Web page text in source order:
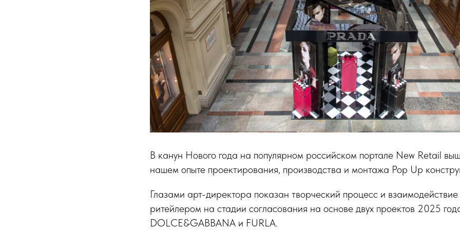
В канун Нового года на популярном российском портале New Retail
нашем опыте проектирования, производства и монтажа Pop Up
Глазами арт-директора показан творческий процесс и
ритейлером на стадии согласования на основе двух проектов 2025
DOLCE&GABBANA и FURLA.